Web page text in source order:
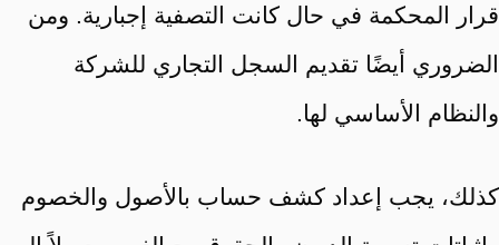
قرار المحكمة في حال كانت التصفية إجبارية. ومن
الضروري أيضًا تقديم السجل التجاري للشركة
والنظام الأساسي لها.
كذلك، يجب إعداد كشف حساب بالأصول والخصوم